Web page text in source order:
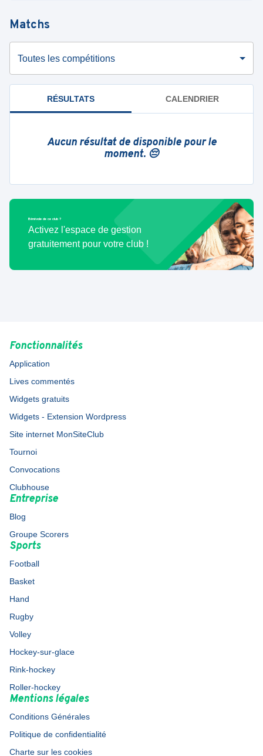
Matchs
Toutes les compétitions
RÉSULTATS CALENDRIER
Aucun résultat de disponible pour le
moment. 😔
Bénévole de ce club ?
Activez l'espace de gestion
gratuitement pour votre club !
Fonctionnalités
Application
Lives commentés
Widgets gratuits
Widgets - Extension Wordpress
Site internet MonSiteClub
Tournoi
Convocations
Clubhouse
Entreprise
Blog
Groupe Scorers
Sports
Football
Basket
Hand
Rugby
Volley
Hockey-sur-glace
Rink-hockey
Roller-hockey
Mentions légales
Conditions Générales
Politique de confidentialité
Charte sur les cookies